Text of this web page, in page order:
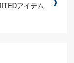
アイテム